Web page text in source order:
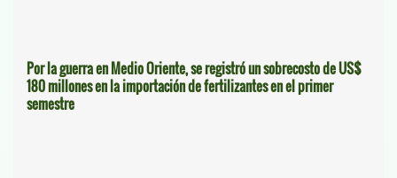
Por la guerra en Medio Oriente, se registró un sobrecosto de US$
180 millones en la importación de fertilizantes en el primer
semestre